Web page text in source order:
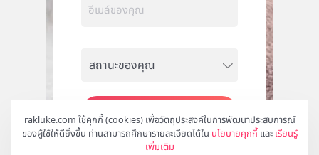
rakluke.com ใช้คุกกี้ (cookies) เพื่อวัตถุประสงค์ในการพัฒนาประสบการณ์
ของผู้ใช้ให้ดียิ่งขึ้น ท่านสามารถศึกษารายละเอียดได้ใน นโยบายคุกกี้ และ เรียนรู้
เพิ่มเติม
สมัคร